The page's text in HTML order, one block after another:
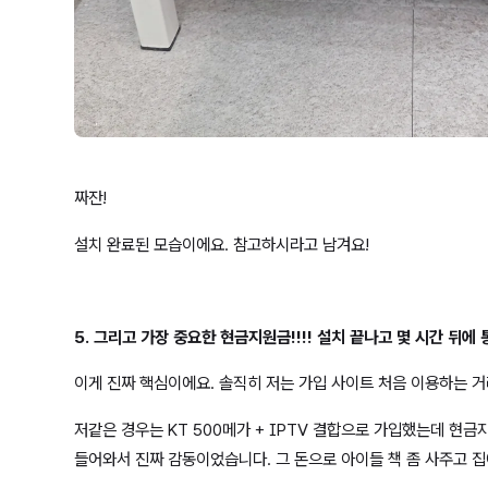
짜잔!
설치 완료된 모습이에요. 참고하시라고 남겨요!
5. 그리고 가장 중요한 현금지원금!!!! 설치 끝나고 몇 시간 뒤에
이게 진짜 핵심이에요. 솔직히 저는 가입 사이트 처음 이용하는
저같은 경우는 KT 500메가 + IPTV 결합으로 가입했는데 현금
들어와서 진짜 감동이었습니다. 그 돈으로 아이들 책 좀 사주고